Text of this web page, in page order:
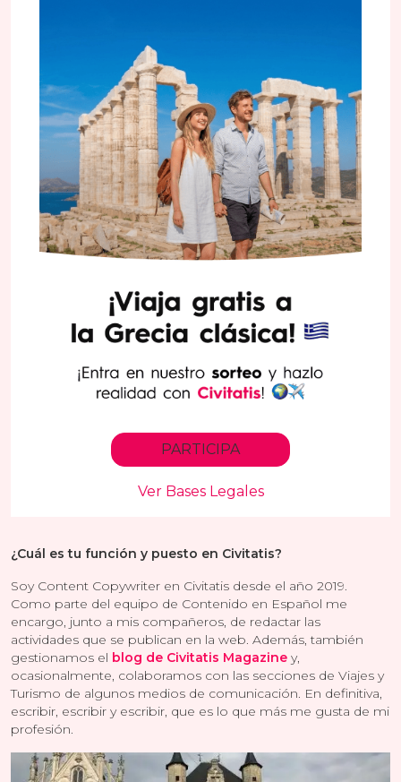
¿Cuál es tu función y puesto en Civitatis?
Soy Content Copywriter en Civitatis desde el año 2019.
Como parte del equipo de Contenido en Español me
encargo, junto a mis compañeros, de redactar las
actividades que se publican en la web. Además, también
gestionamos el blog de Civitatis Magazine y,
ocasionalmente, colaboramos con las secciones de Viajes y
Turismo de algunos medios de comunicación. En definitiva,
escribir, escribir y escribir, que es lo que más me gusta de mi
profesión.